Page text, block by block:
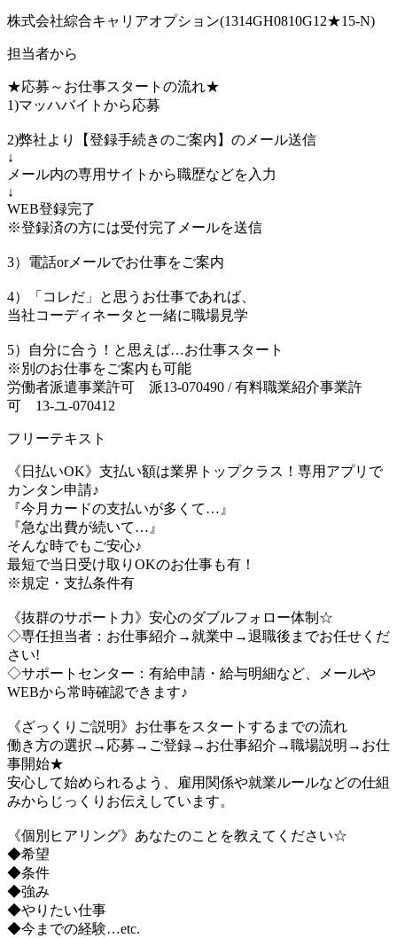
株式会社綜合キャリアオプション(1314GH0810G12★15-N)
担当者から
★応募～お仕事スタートの流れ★
1)マッハバイトから応募
2)弊社より【登録手続きのご案内】のメール送信
↓
メール内の専用サイトから職歴などを入力
↓
WEB登録完了
※登録済の方には受付完了メールを送信
3）電話orメールでお仕事をご案内
4）「コレだ」と思うお仕事であれば、
当社コーディネータと一緒に職場見学
5）自分に合う！と思えば…お仕事スタート
※別のお仕事をご案内も可能
労働者派遣事業許可 派13-070490 / 有料職業紹介事業許
可 13-ユ-070412
フリーテキスト
《日払いOK》支払い額は業界トップクラス！専用アプリで
カンタン申請♪
『今月カードの支払いが多くて…』
『急な出費が続いて…』
そんな時でもご安心♪
最短で当日受け取りOKのお仕事も有！
※規定・支払条件有
《抜群のサポート力》安心のダブルフォロー体制☆
◇専任担当者：お仕事紹介→就業中→退職後までお任せくだ
さい!
◇サポートセンター：有給申請・給与明細など、メールや
WEBから常時確認できます♪
《ざっくりご説明》お仕事をスタートするまでの流れ
働き方の選択→応募→ご登録→お仕事紹介→職場説明→お仕
事開始★
安心して始められるよう、雇用関係や就業ルールなどの仕組
みからじっくりお伝えしています。
《個別ヒアリング》あなたのことを教えてください☆
◆希望
◆条件
◆強み
◆やりたい仕事
◆今までの経験…etc.